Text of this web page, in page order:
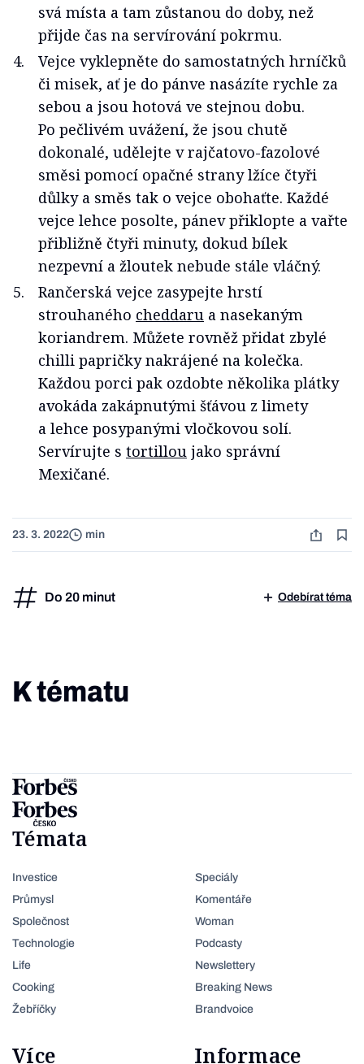
svá místa a tam zůstanou do doby, než
přijde čas na servírování pokrmu.
Vejce vyklepněte do samostatných hrníčků
či misek, ať je do pánve nasázíte rychle za
sebou a jsou hotová ve stejnou dobu.
Po pečlivém uvážení, že jsou chutě
dokonalé, udělejte v rajčatovo-fazolové
směsi pomocí opačné strany lžíce čtyři
důlky a směs tak o vejce obohaťte. Každé
vejce lehce posolte, pánev přiklopte a vařte
přibližně čtyři minuty, dokud bílek
nezpevní a žloutek nebude stále vláčný.
Rančerská vejce zasypejte hrstí
strouhaného cheddaru a nasekaným
koriandrem. Můžete rovněž přidat zbylé
chilli papričky nakrájené na kolečka.
Každou porci pak ozdobte několika plátky
avokáda zakápnutými šťávou z limety
a lehce posypanými vločkovou solí.
Servírujte s tortillou jako správní
Mexičané.
23. 3. 2022 min
Do 20 minut Odebírat téma
K tématu
Témata
Investice
Průmysl
Společnost
Technologie
Life
Cooking
Žebříčky
Speciály
Komentáře
Woman
Podcasty
Newslettery
Breaking News
Brandvoice
Více Informace